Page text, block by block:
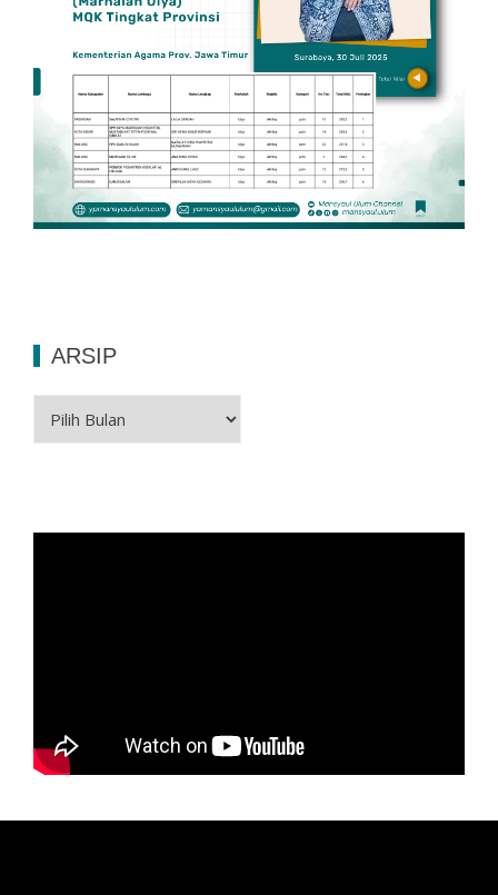
ARSIP